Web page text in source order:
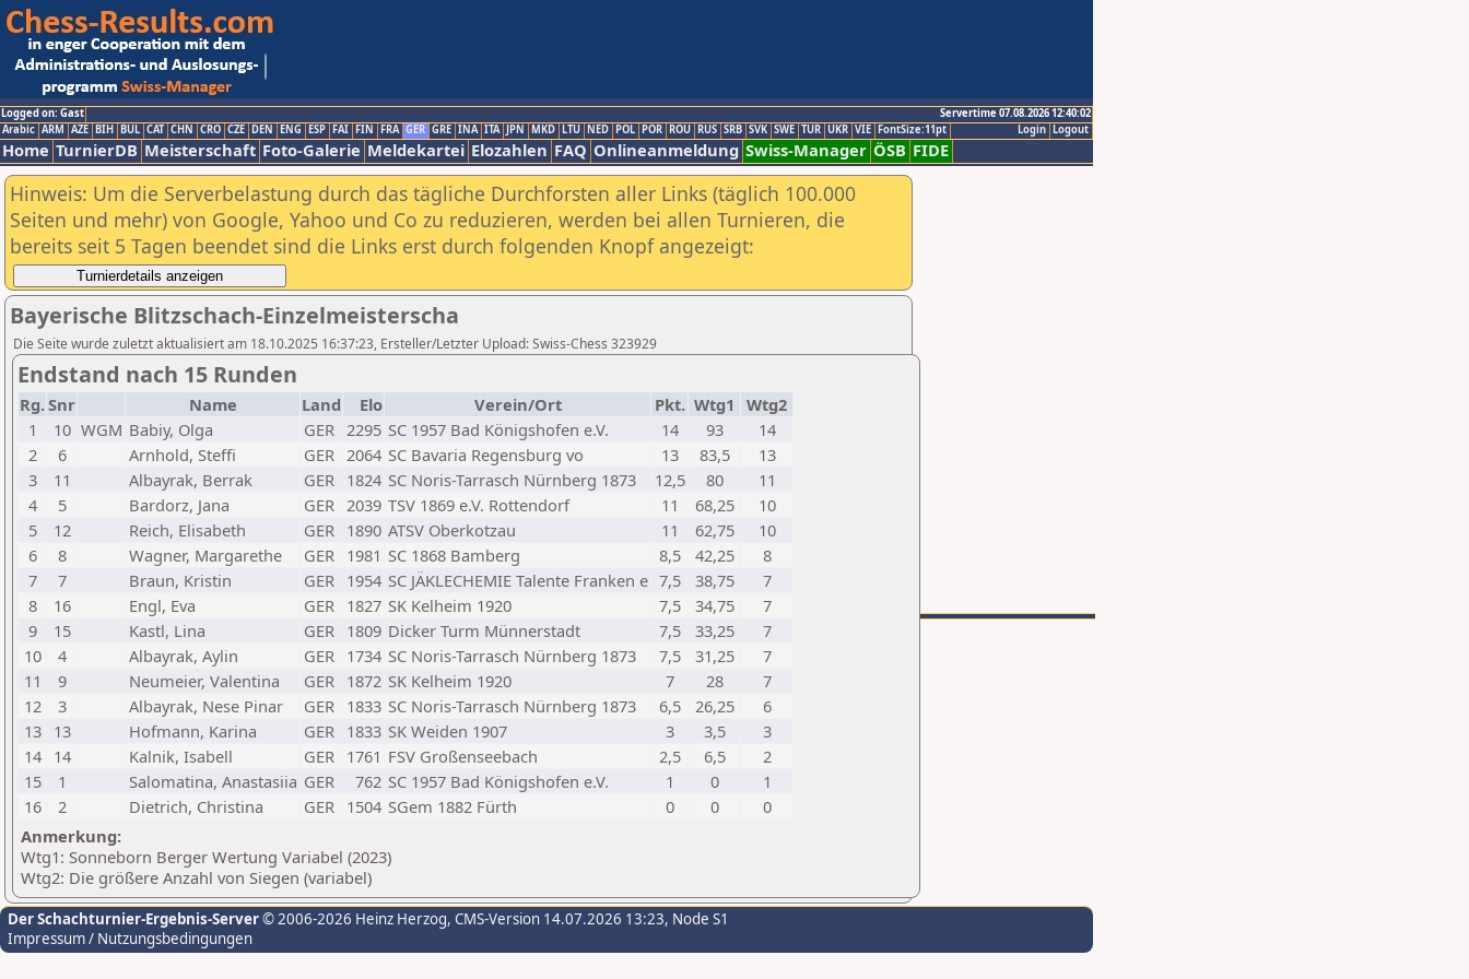
Logged on: Gast
Servertime 07.08.2026 12:40:02
Logout
Login
Arabic ARM AZE BIH BUL CAT CHN CRO CZE DEN ENG ESP FAI FIN FRA GER GRE INA ITA JPN MKD LTU NED POL POR ROU RUS SRB SVK SWE TUR UKR VIE FontSize:11pt
Home TurnierDB Meisterschaft Foto-Galerie Meldekartei Elozahlen FAQ Onlineanmeldung Swiss-Manager ÖSB FIDE
Hinweis: Um die Serverbelastung durch das tägliche Durchforsten aller Links (täglich 100.000
Seiten und mehr) von Google, Yahoo und Co zu reduzieren, werden bei allen Turnieren, die
bereits seit 5 Tagen beendet sind die Links erst durch folgenden Knopf angezeigt:
Bayerische Blitzschach-Einzelmeisterscha
Die Seite wurde zuletzt aktualisiert am 18.10.2025 16:37:23, Ersteller/Letzter Upload: Swiss-Chess 323929
Endstand nach 15 Runden
Rg.Snr Name Land Elo Verein/Ort Pkt. Wtg1
Wtg2
1
10 WGM Babiy, Olga GER 2295 SC 1957 Bad Königshofen e.V. 14 93
14
2
6 Arnhold, Steffi GER 2064 SC Bavaria Regensburg vo 13 83,5
13
3
11 Albayrak, Berrak GER 1824 SC Noris-Tarrasch Nürnberg 1873 12,5 80
11
4
5 Bardorz, Jana GER 2039 TSV 1869 e.V. Rottendorf 11 68,25
10
5
12 Reich, Elisabeth GER 1890 ATSV Oberkotzau 11 62,75
10
6
8 Wagner, Margarethe GER 1981 SC 1868 Bamberg 8,5 42,25
8
7
7 Braun, Kristin GER 1954 SC JÄKLECHEMIE Talente Franken e 7,5 38,75
7
8
16 Engl, Eva GER 1827 SK Kelheim 1920 7,5 34,75
7
9
15 Kastl, Lina GER 1809 Dicker Turm Münnerstadt 7,5 33,25
7
10
4 Albayrak, Aylin GER 1734 SC Noris-Tarrasch Nürnberg 1873 7,5 31,25
7
11
9 Neumeier, Valentina GER 1872 SK Kelheim 1920 7 28
7
12
3 Albayrak, Nese Pinar GER 1833 SC Noris-Tarrasch Nürnberg 1873 6,5 26,25
6
13 13 Hofmann, Karina GER 1833 SK Weiden 1907 3 3,5
3
14 14 Kalnik, Isabell GER 1761 FSV Großenseebach 2,5 6,5
2
15
1 Salomatina, Anastasiia GER 762 SC 1957 Bad Königshofen e.V. 1 0
1
16
2 Dietrich, Christina GER 1504 SGem 1882 Fürth 0 0
0
Anmerkung:
Wtg1: Sonneborn Berger Wertung Variabel (2023)
Wtg2: Die größere Anzahl von Siegen (variabel)
Der Schachturnier-Ergebnis-Server© 2006-2026 Heinz Herzog, CMS-Version 14.07.2026 13:23, Node S1
Impressum / Nutzungsbedingungen